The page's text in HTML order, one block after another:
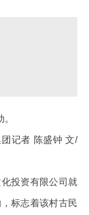
记者 陈盛钟 文/
投资有限公司就
标志着该村古民